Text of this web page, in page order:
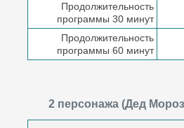
Продолжительность
программы 30 минут
Продолжительность
программы 60 минут
2 персонажа (Дед